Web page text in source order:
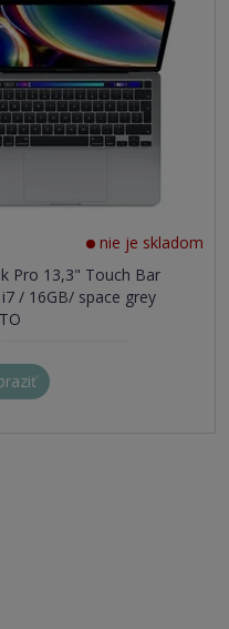
nie je skladom
Pro 13,3" Touch Bar
/ 16GB/ space grey